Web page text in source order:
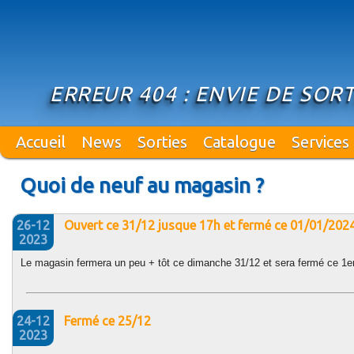
ERREUR 404 : ENVIE DE
Accueil News Sorties Catalogue Services
Quoi de neuf au magasin ?
26-12
2023
Ouvert ce 31/12 jusque 17h et fermé ce 01/01/
Le magasin fermera un peu + tôt ce dimanche 31/12 et sera fermé ce
24-12
2023
Fermé ce 25/12